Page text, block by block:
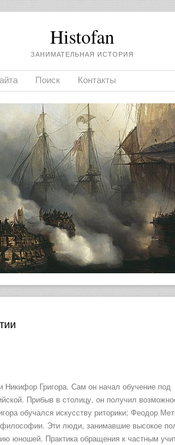
Histofan
ЗАНИМАТЕЛЬНАЯ ИСТОРИЯ
Поиск Контакты
Григора. Сам он начал обучение под
Прибыв в столицу, он получил
обучался искусству риторики; Феодор
Эти люди, занимавшие высокое
юношей. Практика обращения к частным